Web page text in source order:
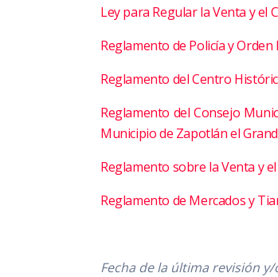
Ley para Regular la Venta y el
Reglamento de Policía y Orden
Reglamento del Centro
Reglamento del Consejo
Municipio de Zapotlán el
Reglamento sobre la Venta y
Reglamento de Mercados y
Fecha de la última revisión